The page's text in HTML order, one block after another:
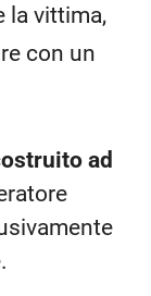
la vittima,
con un
ad